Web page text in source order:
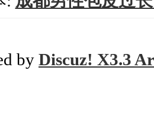
by Discuz! X3.3